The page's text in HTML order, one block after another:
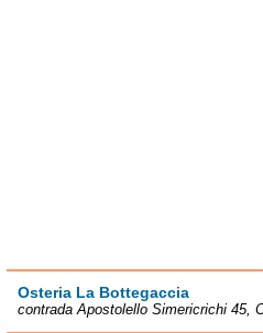
Osteria La Bottegaccia
contrada Apostolello Simericrichi 45,